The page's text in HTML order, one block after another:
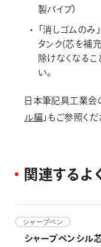
製パイプ）
「消しゴムのみ
タンク(芯を補
除けなくなるこ
い。
日本筆記具工業会
ル編 」もご参照くだ
関 連する よ
シャープペン
シャープペンシル